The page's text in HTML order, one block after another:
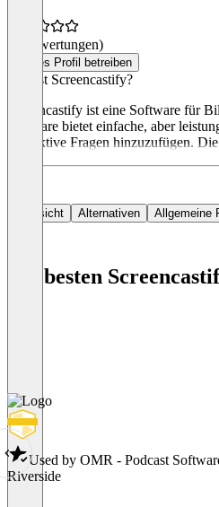
(0 Bewertungen)
Dieses Profil betreiben
Was ist Screencastify?
Screencastify ist eine Software für
Software bietet einfache, aber
interaktive Fragen hinzuzufügen.
Übersicht Alternativen Allgemeine
Die besten
Used by OMR - Podcast
Riverside